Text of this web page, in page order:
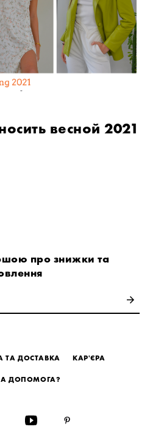
весной 2021
про знижки та
arrow_forward
ТА ДОСТАВКА КАР'ЄРА
ДОПОМОГА?